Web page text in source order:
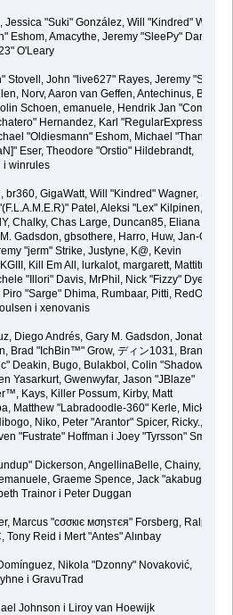
Jessica "Suki" González, Will "Kindred"
Eshom, Amacythe, Jeremy "SleePy" Darwood
O'Leary
Stovell, John "live627" Rayes, Jeremy
Norv, Aaron van Geffen, Antechinus, Bjoern
Schoen, emanuele, Hendrik Jan "Compuart"
Hernandez, Karl "RegularExpression"
"Oldiesmann" Eshom, Michael "Thantos"
Eser, Theodore "Orstio" Hildebrandt,
i winrules
GigaWatt, Will "Kindred" Wagner, Steve,
Patel, Aleksi "Lex" Kilpinen, Ben
Chalky, Chas Large, Duncan85, Eliana
Gadsdon, gbsothere, Harro, Huw, Jan-Olof
"jerm" Strike, Justyne, K@, Kevin
Kill Em All, lurkalot, margarett, Mattitude,
"Illori" Davis, MrPhil, Nick "Fizzy" Dyer, Nick
"Sarge" Dhima, Rumbaar, Pitti, RedOne, S-
i xenovanis
Diego Andrés, Gary M. Gadsdon, Jonathan
Brad "IchBin™" Grow, ディン1031, Brannon
Deakin, Bugo, Bulakbol, Colin "Shadow82x"
Yasarkurt, Gwenwyfar, Jason "JBlaze"
Kays, Killer Possum, Kirby, Matt
Matthew "Labradoodle-360" Kerle, Mick.,
Niko, Peter "Arantor" Spicer, Ricky.,
"Fustrate" Hoffman i Joey "Tyrsson" Smith
Dickerson, AngellinaBelle, Chainy,
Graeme Spence, Jack "akabugeyes"
Trainor i Peter Duggan
Marcus "cσσкιє мσηѕтєя" Forsberg, Ralph "
Tony Reid i Mert "Antes" Alınbay
Nikola "Dzonny" Novaković,
i GravuTrad
Johnson i Liroy van Hoewijk